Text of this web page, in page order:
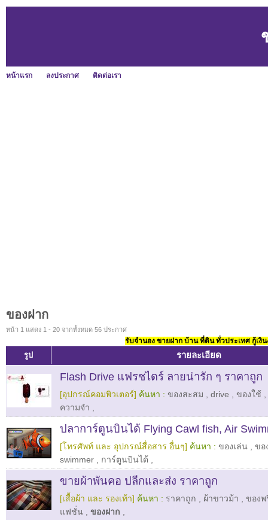
หน้าแรก ลงประกาศ ติดต่อเรา
ของฝาก
หน้า 1 แสดง 1 - 20 จากทั้งหมด 56 ประกาศ
รับจำนอง ขายฝาก บ้าน ที่ดิน ทั่วประเทศ กู้เงิ
รูป รายละเอียด
Flash Drive แฟรชไดร์ ลายน่ารัก ๆ ราคาถูก
[อุปกรณ์คอมพิวเตอร์] ค้นหา : ของสะสม drive ของใช้
ความจำ
ปลาการ์ตูนบินได้ Flying Cawl fish, Air
[โทรศัพท์ และ อุปกรณ์สื่อสาร อื่นๆ] ค้นหา : ของเล่น
ขอ
swimmer
การ์ตูนบินได้
ขายผ้าพันคอ ปลีกและส่ง ราคาถูก
[เสื้อผ้า และ รองเท้า] ค้นหา : ราคาถูก ผ้าขาวม้า
ของพ
แฟชั่น
ของฝาก